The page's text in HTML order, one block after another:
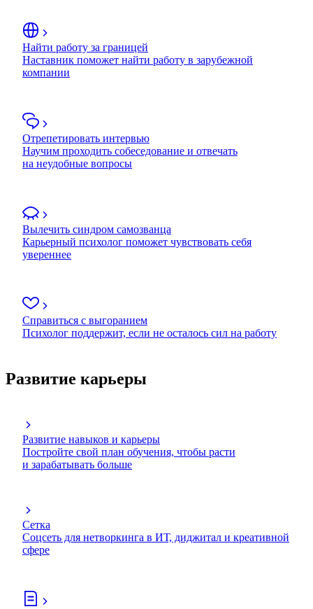
Найти работу за границей
Наставник поможет найти работу в зарубежной
компании
Отрепетировать интервью
Научим проходить собеседование и отвечать
на неудобные вопросы
Вылечить синдром самозванца
Карьерный психолог поможет чувствовать себя
увереннее
Справиться с выгоранием
Психолог поддержит, если не осталось сил на работу
Развитие карьеры
Развитие навыков и карьеры
Постройте свой план обучения, чтобы расти
и зарабатывать больше
Сетка
Соцсеть для нетворкинга в ИТ, диджитал и креативной
сфере